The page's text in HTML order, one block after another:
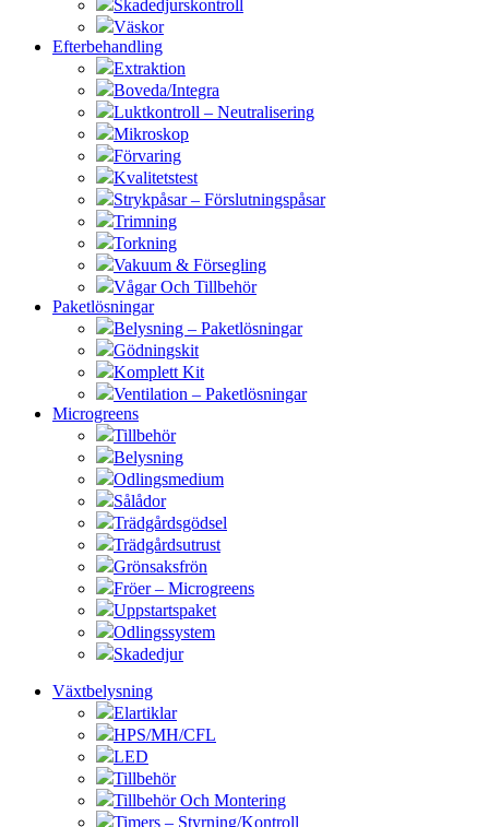
Skadedjurskontroll
Väskor
Efterbehandling
Extraktion
Boveda/Integra
Luktkontroll – Neutralisering
Mikroskop
Förvaring
Kvalitetstest
Strykpåsar – Förslutningspåsar
Trimning
Torkning
Vakuum & Försegling
Vågar Och Tillbehör
Paketlösningar
Belysning – Paketlösningar
Gödningskit
Komplett Kit
Ventilation – Paketlösningar
Microgreens
Tillbehör
Belysning
Odlingsmedium
Sålådor
Trädgårdsgödsel
Trädgårdsutrust
Grönsaksfrön
Fröer – Microgreens
Uppstartspaket
Odlingssystem
Skadedjur
Växtbelysning
Elartiklar
HPS/MH/CFL
LED
Tillbehör
Tillbehör Och Montering
Timers – Styrning/Kontroll